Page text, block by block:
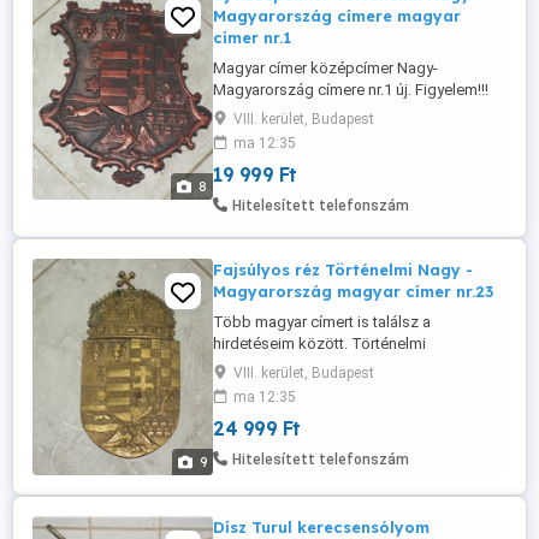
8
Magyarország címere magyar
címer nr.1
Magyar címer középcímer Nagy-
Magyarország címere nr.1 új. Figyelem!!!
Nem bronz vagy réz hanem bronzírózott
alumínium 30 x 26 cm. Hátoldalán falra
akasztási lehetőség. Több címert is
találsz a termékeim között. Alku nincs!!!
Akinek nem inge, ne vegye magára de
VIII. kerület, Budapest
ma 12:35
19 999 Ft
Hitelesített telefonszám
9
Fajsúlyos réz Történelmi Nagy -
Magyarország magyar címer nr.23
Több magyar címert is találsz a
hirdetéseim között. Történelmi
Magyarország Nagy - Magyarország
sárgaréz súlyos magyar címer nr.23
Tömör vastag réz, koronás, régi magyar
címer, falidísz, fali plakett,
domborított.Alku nincs!!! - Szélessége: 12
együtt) - Súlya: kb. ...
VIII. kerület, Budapest
ma 12:35
24 999 Ft
Hitelesített telefonszám
Dísz Turul kerecsensólyom